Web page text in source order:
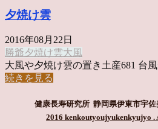
夕焼け雲
2016年08月22日
勝爺夕焼け雲大風
大風や夕焼け雲の置き土産681 台
続きを見る
健康長寿研究所 静岡県伊東市宇佐
2016 kenkoutyoujyukenkyujyo .